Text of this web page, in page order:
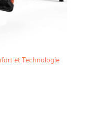
et Technologie